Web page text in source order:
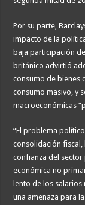
Por su parte,
impacto de la
baja participación
británico advirtió
consumo de bienes
consumo masivo, y
macroeconómicas
“El problema
consolidación
confianza del
económica no
lento de los
una amenaza para